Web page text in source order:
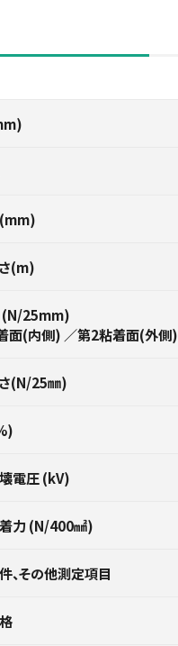
(m)
(N/25mm)
面(内側) ／第2粘着面(外側)
(N/25㎜)
電圧 (kV)
力 (N/400㎟)
、その他測定項目